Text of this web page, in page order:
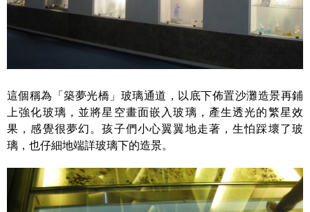
這個稱為「築夢光橋」玻璃通道，以底下佈置沙灘造景再鋪
上強化玻璃，並將星空畫面嵌入玻璃，產生透光的繁星效
果，感覺很夢幻。孩子們小心翼翼地走著，生怕踩壞了玻
璃，也仔細地端詳玻璃下的造景。